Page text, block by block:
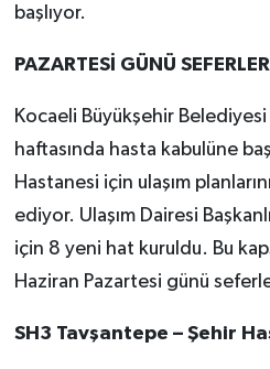
başlıyor.
PAZARTESİ GÜNÜ
Kocaeli Büyükşehir Belediyesi
haftasında hasta kabulüne
Hastanesi için ulaşım
ediyor. Ulaşım Dairesi
için 8 yeni hat kuruldu. Bu
Haziran Pazartesi günü
SH3 Tavşantepe – Şehir